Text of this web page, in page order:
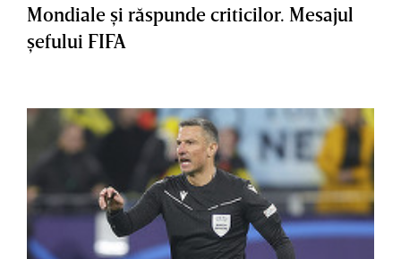
Mondiale şi răspunde criticilor. Mesajul
şefului FIFA